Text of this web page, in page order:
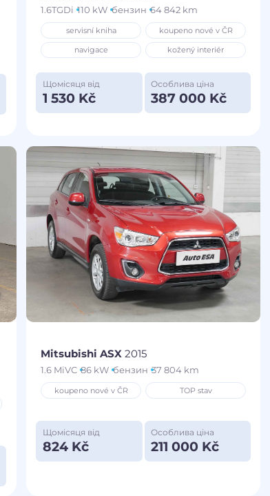
1.6TGDi 110 kW бензин 64 842 km
servisní kniha koupeno nové v ČR
navigace kožený interiér
Щомісяця від
1 530 Kč
Особлива ціна
387 000 Kč
Mitsubishi ASX 2015
1.6 MiVC 86 kW бензин 37 804 km
koupeno nové v ČR TOP stav
Щомісяця від
824 Kč
Особлива ціна
211 000 Kč